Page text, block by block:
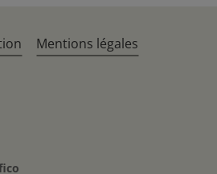
Mentions légales